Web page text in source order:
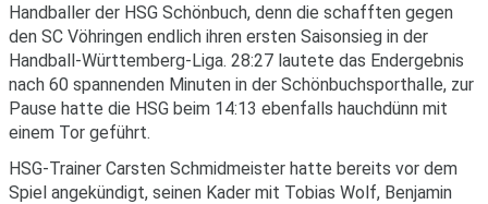
Handballer der HSG Schönbuch, denn die schafften gegen
den SC Vöhringen endlich ihren ersten Saisonsieg in der
Handball-Württemberg-Liga. 28:27 lautete das Endergebnis
nach 60 spannenden Minuten in der Schönbuchsporthalle, zur
Pause hatte die HSG beim 14:13 ebenfalls hauchdünn mit
einem Tor geführt.
HSG-Trainer Carsten Schmidmeister hatte bereits vor dem
Spiel angekündigt, seinen Kader mit Tobias Wolf, Benjamin